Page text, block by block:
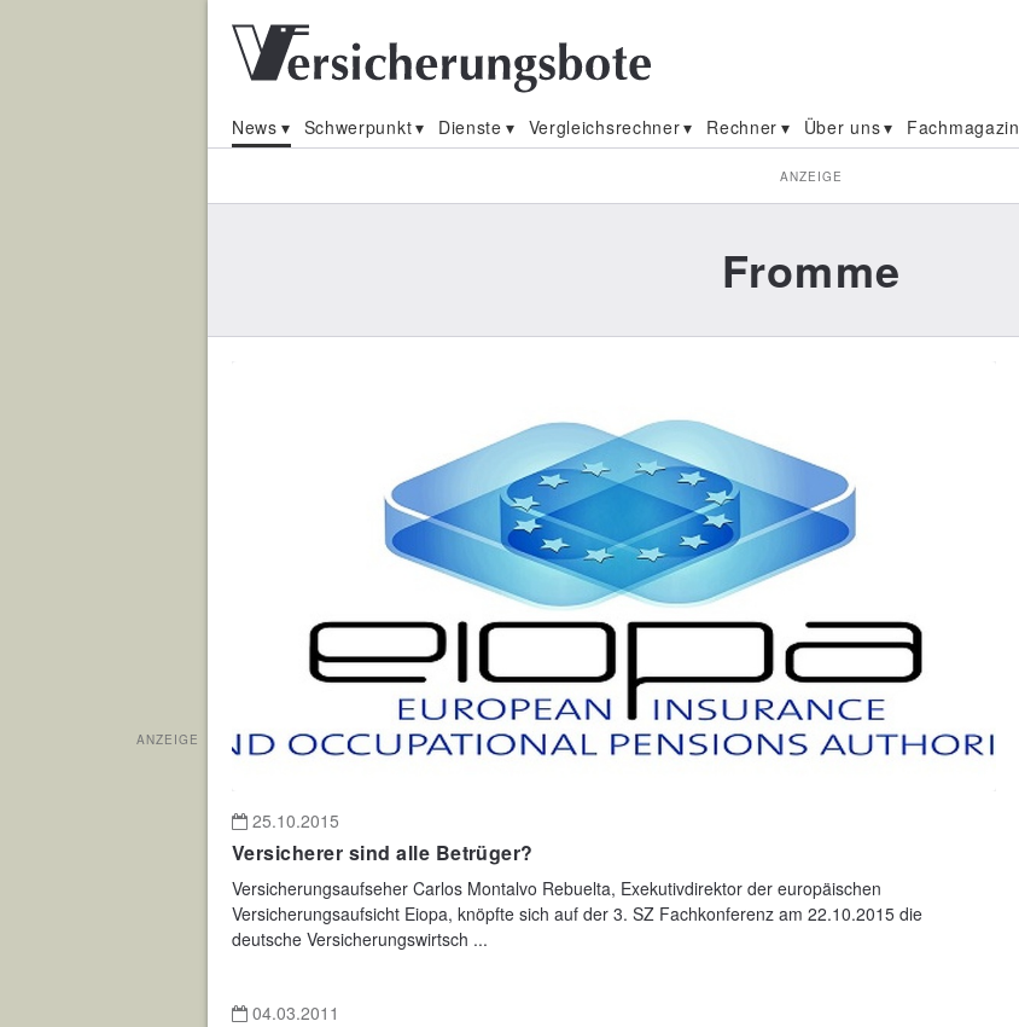
News Schwerpunkt Dienste Vergleichsrechner Rechner Über uns Fachmagazin
ANZEIGE
Fromme
25.10.2015
Versicherer sind alle Betrüger?
Versicherungsaufseher Carlos Montalvo Rebuelta, Exekutivdirektor der europäischen
Versicherungsaufsicht Eiopa, knöpfte sich auf der 3. SZ Fachkonferenz am 22.10.2015 die
deutsche Versicherungswirtsch ...
04.03.2011
ANZEIGE